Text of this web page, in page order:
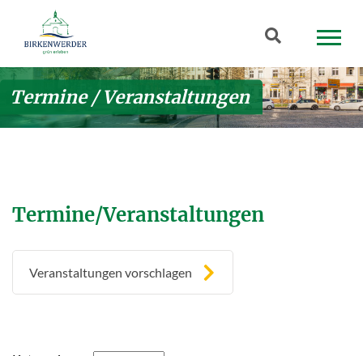
Zum Hauptinhalt springen
Suchbegriff
Termine / Veranstaltungen
Termine/Veranstaltungen
Veranstaltungen vorschlagen